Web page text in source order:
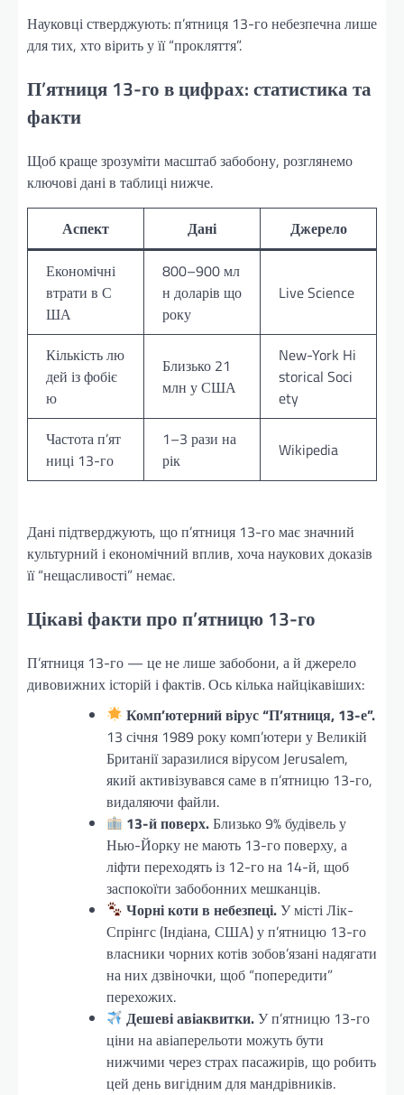
Науковці стверджують: п’ятниця 13-го небезпечна лише
для тих, хто вірить у її “прокляття”.
П’ятниця 13-го в цифрах: статистика та
факти
Щоб краще зрозуміти масштаб забобону, розглянемо
ключові дані в таблиці нижче.
Аспект Дані
Джерело
Економічні
втрати в С
ША
800–900 мл
н доларів що
року
Live Science
Кількість лю
дей із фобіє
ю
Близько 21
млн у США
New-York Hi
storical Soci
ety
Частота п’ят
ниці 13-го
1–3 рази на
рік
Wikipedia
Дані підтверджують, що п’ятниця 13-го має значний
культурний і економічний вплив, хоча наукових доказів
її “нещасливості” немає.
Цікаві факти про п’ятницю 13-го
П’ятниця 13-го — це не лише забобони, а й джерело
дивовижних історій і фактів. Ось кілька найцікавіших:
Комп’ютерний вірус “П’ятниця, 13-е”.
13 січня 1989 року комп’ютери у Великій
Британії заразилися вірусом Jerusalem,
який активізувався саме в п’ятницю 13-го,
видаляючи файли.
13-й поверх.Близько 9% будівель у
Нью-Йорку не мають 13-го поверху, а
ліфти переходять із 12-го на 14-й, щоб
заспокоїти забобонних мешканців.
Чорні коти в небезпеці.У місті Лік-
Спрінгс (Індіана, США) у п’ятницю 13-го
власники чорних котів зобов’язані надягати
на них дзвіночки, щоб “попередити”
перехожих.
Дешеві авіаквитки.У п’ятницю 13-го
ціни на авіаперельоти можуть бути
нижчими через страх пасажирів, що робить
цей день вигідним для мандрівників.